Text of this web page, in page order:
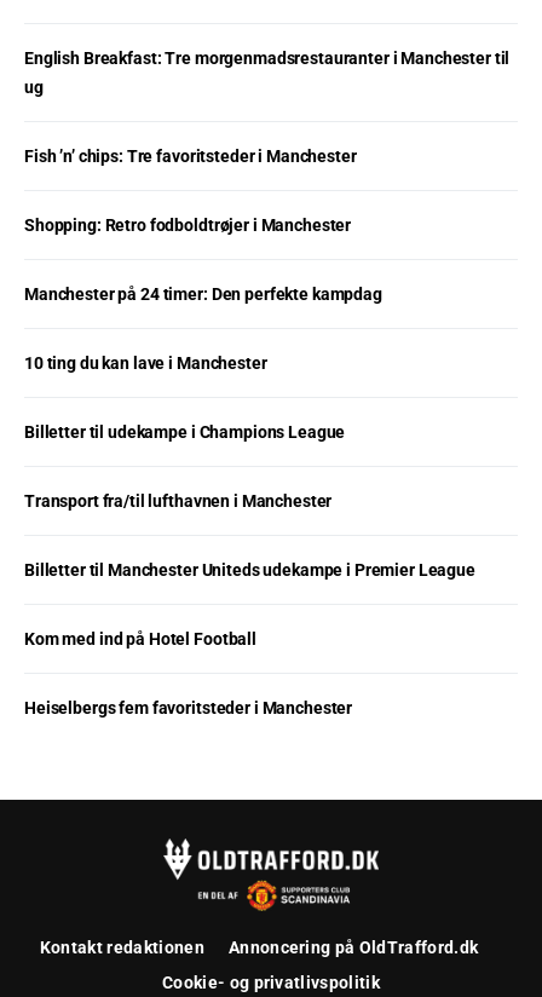
English Breakfast: Tre morgenmadsrestauranter i Manchester til
ug
Fish ’n’ chips: Tre favoritsteder i Manchester
Shopping: Retro fodboldtrøjer i Manchester
Manchester på 24 timer: Den perfekte kampdag
10 ting du kan lave i Manchester
Billetter til udekampe i Champions League
Transport fra/til lufthavnen i Manchester
Billetter til Manchester Uniteds udekampe i Premier League
Kom med ind på Hotel Football
Heiselbergs fem favoritsteder i Manchester
Kontakt redaktionen
Annoncering på OldTrafford.dk
Cookie- og privatlivspolitik